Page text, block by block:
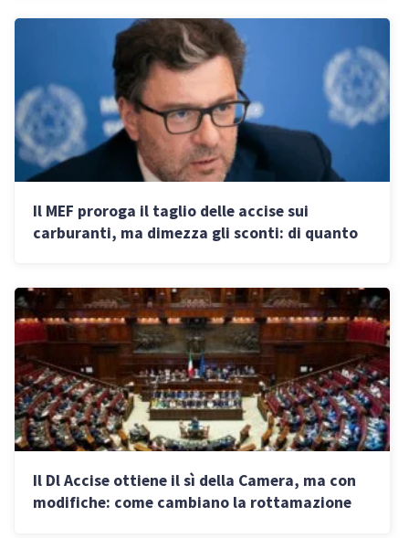
Il MEF proroga il taglio delle accise sui
carburanti, ma dimezza gli sconti: di quanto
Il Dl Accise ottiene il sì della Camera, ma con
modifiche: come cambiano la rottamazione